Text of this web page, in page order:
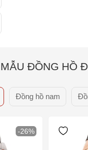
ĐỒNG HỒ
Đồng hồ nam
-26%